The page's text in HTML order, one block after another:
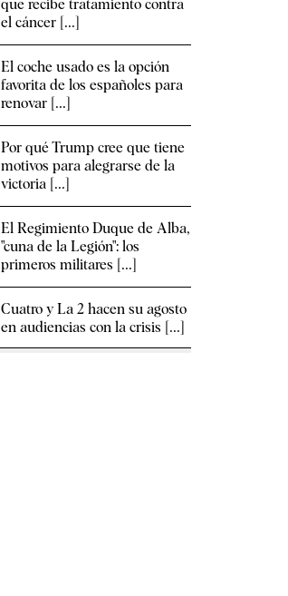
que recibe tratamiento contra
el cáncer [...]
El coche usado es la opción
favorita de los españoles para
renovar [...]
Por qué Trump cree que tiene
motivos para alegrarse de la
victoria [...]
El Regimiento Duque de Alba,
"cuna de la Legión": los
primeros militares [...]
Cuatro y La 2 hacen su agosto
en audiencias con la crisis [...]